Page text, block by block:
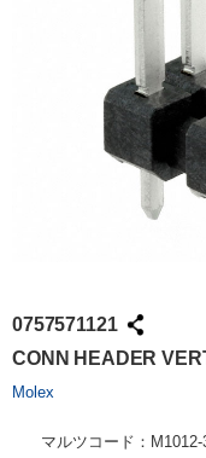
0757571121
CONN HEADER
Molex
マルツコード：